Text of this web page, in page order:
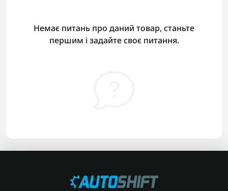
Немає питань про даний товар, станьте
першим і задайте своє питання.